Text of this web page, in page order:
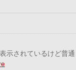
示されているけど普通